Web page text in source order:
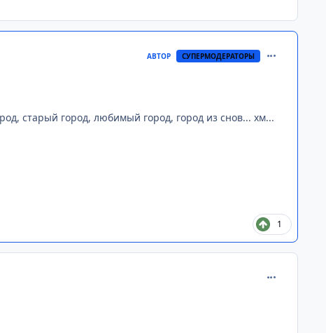
АВТОР СУПЕРМОДЕРАТОРЫ
старый город, любимый город, город из снов... хм...
1